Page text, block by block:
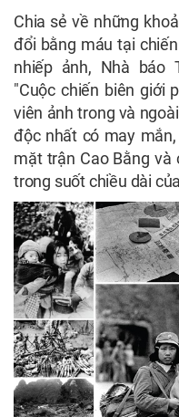
Chia sẻ về những
đổi bằng máu tại
nhiếp ảnh, Nhà báo
"Cuộc chiến biên giới
viên ảnh trong và
độc nhất có may
mặt trận Cao Bằng
trong suốt chiều dài